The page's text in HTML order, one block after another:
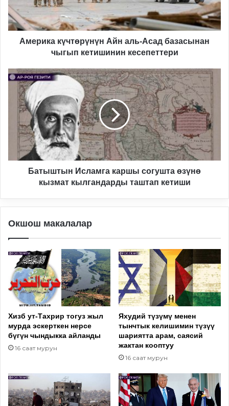
чыгып
кетишинин
кесепеттери
Америка күчтөрүнүн Айн аль-Асад базасынан
чыгып кетишинин кесепеттери
Батыштын
Исламга
каршы
согушта
кызмат
кылгандарды
таштап
кетиши
Батыштын Исламга каршы согушта өзүнө
кызмат кылгандарды таштап кетиши
Окшош макалалар
Хизб ут-Тахрир тогуз жыл
мурда эскерткен нерсе
бүгүн чындыкка айланды
16 саат мурун
Яхудий түзүмү менен
тынчтык келишимин түзүү
шариятта арам, саясий
жактан кооптуу
16 саат мурун